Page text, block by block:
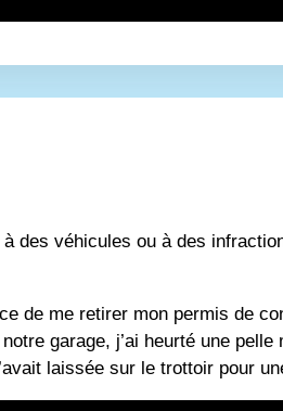
des véhicules ou à des
de me retirer mon permis de
garage, j’ai heurté une
laissée sur le trottoir pour